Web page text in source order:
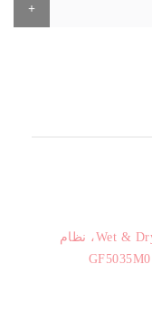
مكنسة كهربائية لاسلكية X-clean 4 للWet & Dry، نظام